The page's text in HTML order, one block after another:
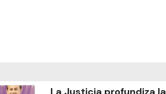
La Justicia profundiza la